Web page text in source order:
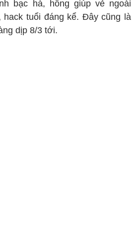
bạc hà, hồng giúp vẻ ngoài
hack tuổi đáng kể. Đây cũng là
dịp 8/3 tới.